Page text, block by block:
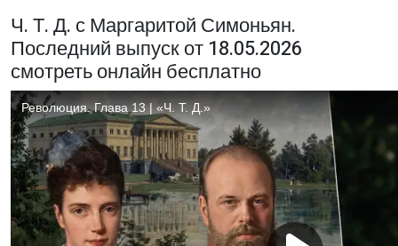
Ч. Т. Д. с Маргаритой Симоньян.
Последний выпуск от 18.05.2026
смотреть онлайн бесплатно